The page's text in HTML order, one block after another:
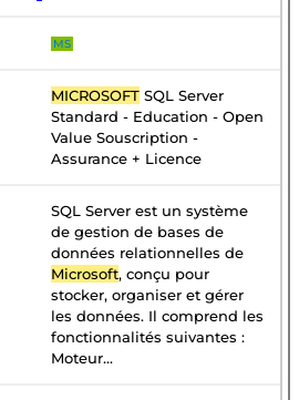
MS
MICROSOFT SQL Server
Standard - Education - Open
Value Souscription -
Assurance + Licence
SQL Server est un système
de gestion de bases de
données relationnelles de
Microsoft, conçu pour
stocker, organiser et gérer
les données. Il comprend les
fonctionnalités suivantes :
Moteur...